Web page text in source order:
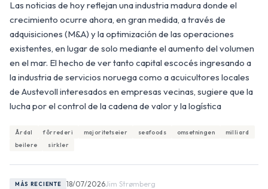
Las noticias de hoy reflejan una industria madura donde el
crecimiento ocurre ahora, en gran medida, a través de
adquisiciones (M&A) y la optimización de las operaciones
existentes, en lugar de solo mediante el aumento del volumen
en el mar. El hecho de ver tanto capital escocés ingresando a
la industria de servicios noruega como a acuicultores locales
de Austevoll interesados en empresas vecinas, sugiere que la
lucha por el control de la cadena de valor y la logística
Årdal fôrrederi majoritetseier seafoods omsetningen
milliard
beilere
sirkler
MÁS RECIENTE 18/07/2026Jim Strømberg